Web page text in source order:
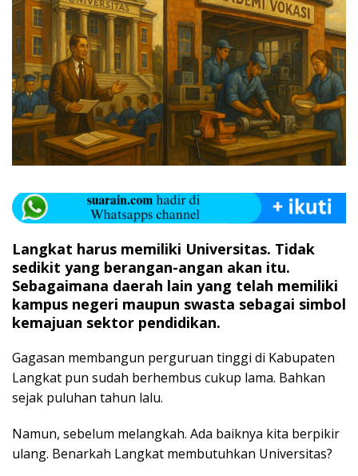
Langkat harus memiliki Universitas. Tidak
sedikit yang berangan-angan akan itu.
Sebagaimana daerah lain yang telah memiliki
kampus negeri maupun swasta sebagai simbol
kemajuan sektor pendidikan.
Gagasan membangun perguruan tinggi di Kabupaten
Langkat pun sudah berhembus cukup lama. Bahkan
sejak puluhan tahun lalu.
Namun, sebelum melangkah. Ada baiknya kita berpikir
ulang. Benarkah Langkat membutuhkan Universitas?